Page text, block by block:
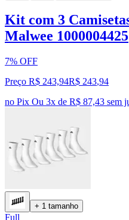
Kit com 3
Malwee 1000004425
7% OFF
Preço R$ 243,94R$ 243,94
no Pix Ou 3x de R$ 87,43 sem
+ 1 tamanho
Full